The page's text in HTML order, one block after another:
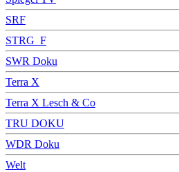
SRF
STRG_F
SWR Doku
Terra X
Terra X Lesch & Co
TRU DOKU
WDR Doku
Welt